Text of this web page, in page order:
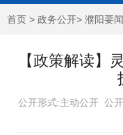
首页 > 政务公开> 濮阳要闻
【政策解读】
公开形式:主动公开 公